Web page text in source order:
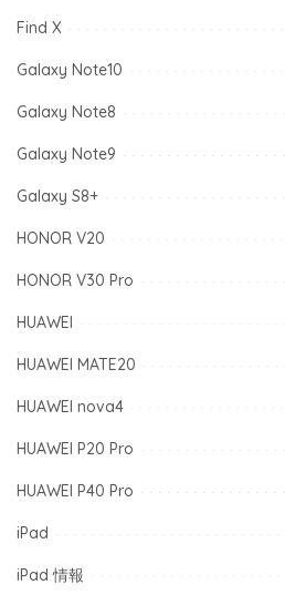
Find X
Galaxy Note10
Galaxy Note8
Galaxy Note9
Galaxy S8+
HONOR V20
HONOR V30 Pro
HUAWEI
HUAWEI MATE20
HUAWEI nova4
HUAWEI P20 Pro
HUAWEI P40 Pro
iPad
iPad 情報